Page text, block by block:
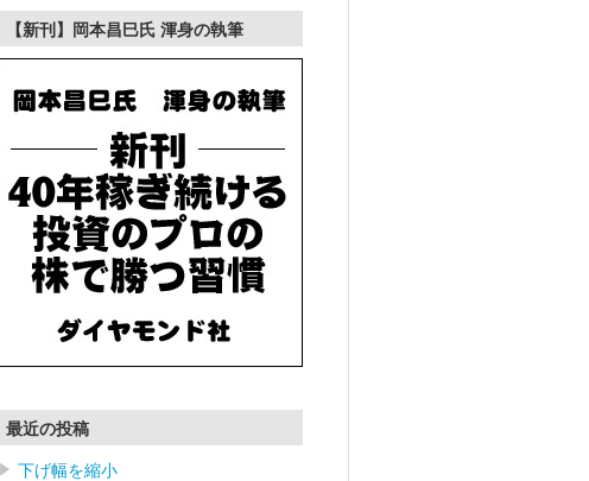
【新刊】岡本昌巳氏 渾身の執筆
最近の投稿
下げ幅を縮小